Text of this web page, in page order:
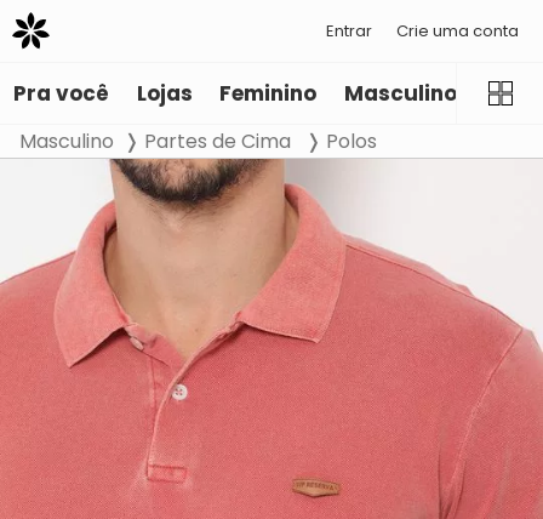
Entrar Crie uma conta
Pra você Lojas Feminino Masculino
Masculino Partes de Cima Polos